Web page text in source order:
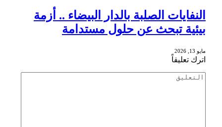
النفايات الصلبة بالدار البيضاء .. أزمة
بيئية تبحث عن حلول مستدامة
مايو 13, 2026
اترك تعليقاً